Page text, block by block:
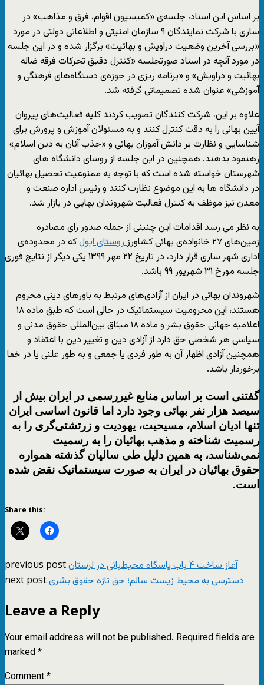
بر اساس این اسناد، جلسه‌ی «کمیسیون اقوام، فرق و مذاهب» در
ساری با شرکت نمایندگان ۹ سازمان امنیتی و اطلاعاتی دولتی در مورد
«بررسی آخرین وضعیت دراویش و بهائیت» برگزار شده و در این جلسه
در مورد آنچه در اسناد صورتجلسه «کنترل دقیق تحرکات فرقه ضاله
بهائیت و دراویش» و «برنامه ریزی در حوزه‌ی دستگاه‌های فرهنگی و
آموزشی» عنوان شده تصمیماتی گرفته شد.
علاوه بر این، شرکت کنندگان تصویب کردند کلیه‌ فعالیت‌های پیروان
آیین بهائی را به دقت کنترل کنند و به مسئولان آموزش و پرورش برای
شناسایی و نظارت بر دانش آموزان بهائی و «جذب آنان به دین اسلام»
رهنمود بدهند. همچنین در این جلسه از روسای دانشگاه های
شهرستان خواسته شده است که با توجه به ممنوعیت تحصیل بهائیان
در دانشگاه ها به این موضوع نظارت کنند و رئیس اداره صنعت و
معدن نیز موظف به کنترل فعالیت شهروندان بهایی در بازار شد.
به نظر می رسد اقدامات این چنینی از جمله صدور رای مصادره‌
زمین‌های ۲۷ خانواده‌ی بهائی کشاورز
روستای ایولکه در محدوده‌ی
اداری شهر ساری قرار دارد، در تاریخ ۲۲ مهر ۱۳۹۹ یکی دیگر از نتایج فوری
جلسه مورخ ۳۱ شهریور ۹۹ باشد.
شهروندان بهائی در ایران از آزادی‌های مرتبط به باورهای دینی محروم
هستند، این محرومیت سیستماتیک در حالی است که طبق ماده ۱۸
اعلامیه جهانی حقوق بشر و ماده ۱۸ میثاق بین‌المللی حقوق مدنی و
سیاسی هر شخصی حق دارد از آزادی دین و تغییر دین با اعتقاد و
همچنین آزادی اظهار آن به طور فردی یا جمعی و به طور علنی یا در خفا
برخوردار باشد.
گفتنی است بر اساس منابع غیررسمی در ایران بیش از
سیصد هزار نفر بهائی وجود دارد اما قانون اساسی ایران
تنها ادیان اسلام، مسیحیت، یهودیت و زرتشتی‌گری را به
رسمیت شناخته و مذهب بهائیان را به رسمیت
نمی‌شناسد، به همین دلیل طی سالیان گذشته همواره
حقوق بهائیان در ایران به صورت سیستماتیک نقض شده
است.
Share this:
previous post آغاز ساخت ۴ باب پاسگاه محیط‌بانی در لرستان
next postدسترسی به محیط زیست سالم؛ حق تازه حقوق بشری
Leave a Reply
Your email address will not be published. Required fields are
marked*
Comment*